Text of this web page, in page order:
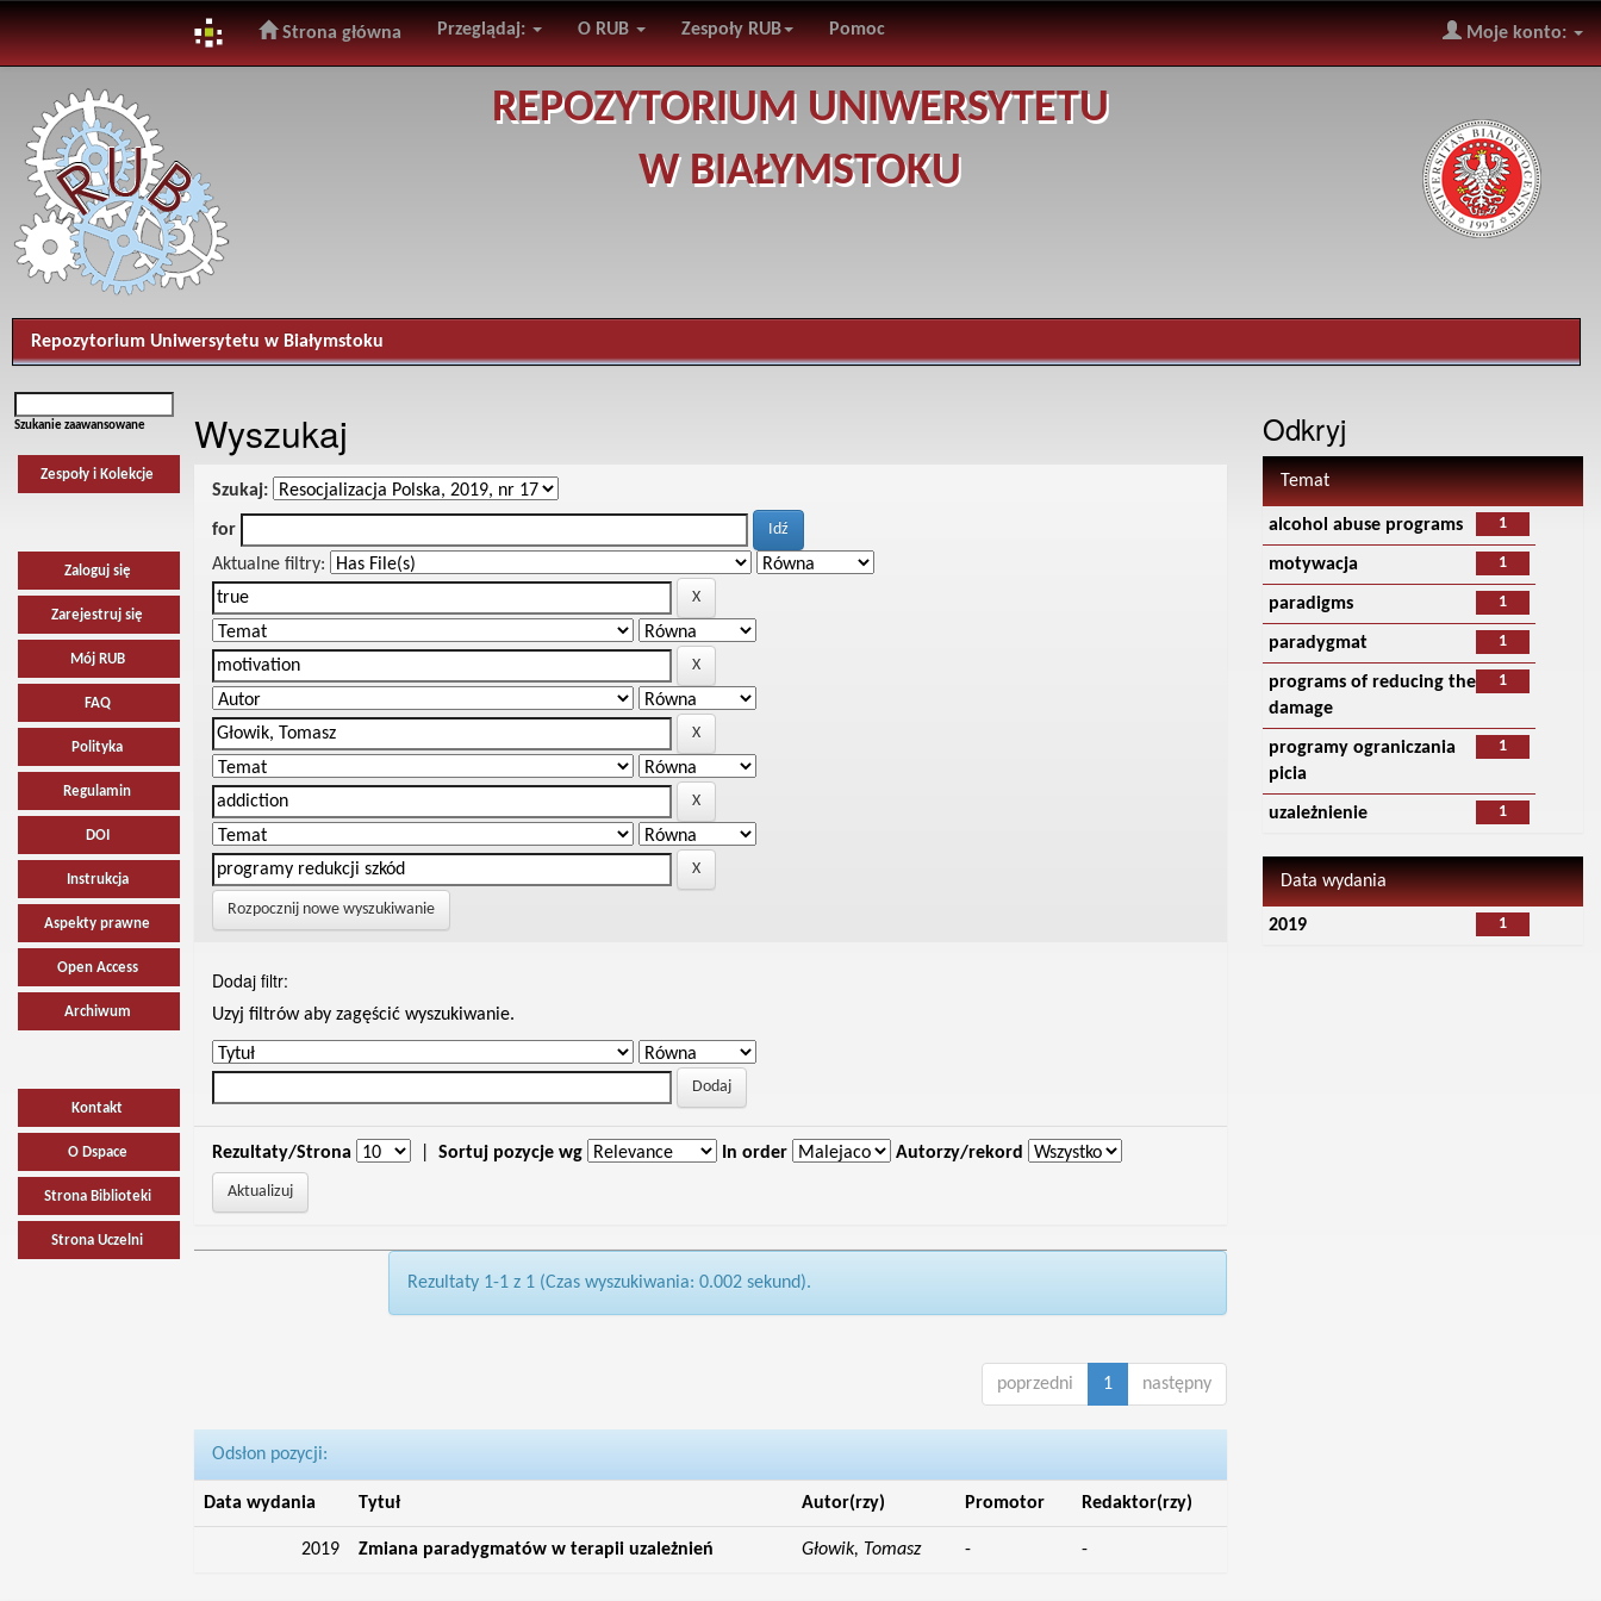
navigation
Strona główna Przeglądaj: O RUB Zespoły RUB Pomoc Moje konto:
REPOZYTORIUM UNIWERSYTETU
W BIAŁYMSTOKU
Repozytorium Uniwersytetu w Białymstoku
Szukanie zaawansowane
Zespoły i Kolekcje
Zaloguj się
Zarejestruj się
Mój RUB
FAQ
Polityka
Regulamin
DOI
Instrukcja
Aspekty prawne
Open Access
Archiwum
Kontakt
O Dspace
Strona Biblioteki
Strona Uczelni
Wyszukaj
Szukaj:
for
Aktualne filtry:
Rozpocznij nowe wyszukiwanie
Dodaj filtr:
Uzyj filtrów aby zagęścić wyszukiwanie.
Rezultaty/Strona Sortuj pozycje wg In order Autorzy/rekord
Rezultaty 1-1 z 1 (Czas wyszukiwania: 0.002 sekund).
poprzedni 1 następny
Odsłon pozycji:
Data wydania Tytuł Autor(rzy) Promotor Redaktor(rzy)
2019 Zmiana paradygmatów w terapii uzależnień Głowik, Tomasz - -
Odkryj
Temat
1
alcohol abuse programs
1
motywacja
1
paradigms
1
paradygmat
1
programs of reducing the
damage
1
programy ograniczania
picia
1
uzależnienie
Data wydania
1
2019